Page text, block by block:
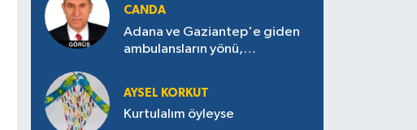
CANDA
Adana ve Gaziantep'e giden
ambulansların yönü,
AYSEL KORKUT
Kurtulalım öyleyse